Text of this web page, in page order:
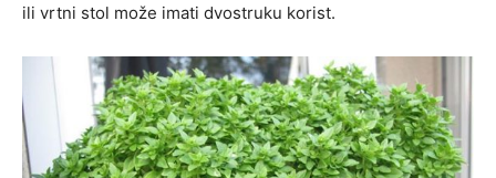
ili vrtni stol može imati dvostruku korist.